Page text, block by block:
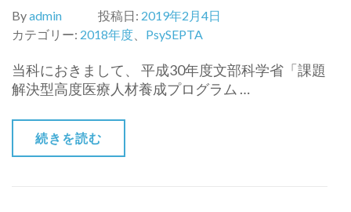
Byadmin 投稿日: 2019年2月4日
カテゴリー: 2018年度 PsySEPTA
当科におきまして、 平成30年度文部科学省「課題
解決型高度医療人材養成プログラム …
続きを読む